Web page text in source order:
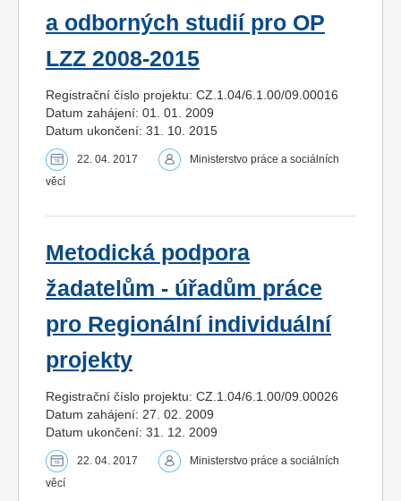
a odborných studií pro OP
LZZ 2008-2015
Registrační číslo projektu: CZ.1.04/6.1.00/09.00016
Datum zahájení: 01. 01. 2009
Datum ukončení: 31. 10. 2015
22. 04. 2017
Ministerstvo práce a sociálních
věcí
Metodická podpora
žadatelům - úřadům práce
pro Regionální individuální
projekty
Registrační číslo projektu: CZ.1.04/6.1.00/09.00026
Datum zahájení: 27. 02. 2009
Datum ukončení: 31. 12. 2009
22. 04. 2017
Ministerstvo práce a sociálních
věcí